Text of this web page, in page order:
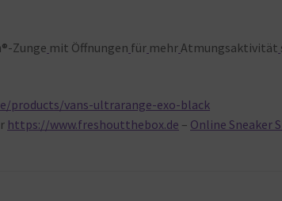
Zunge mit Öffnungen für mehr Atmungsaktivität
products/vans-ultrarange-exo-black
https://www.freshoutthebox.de – Online Sneaker